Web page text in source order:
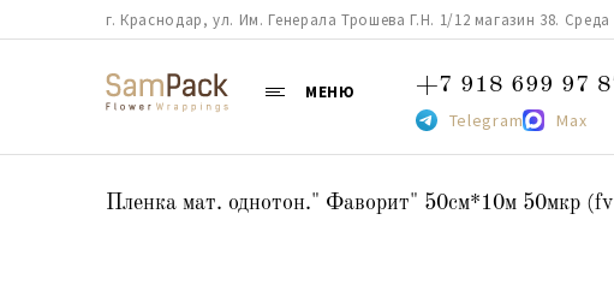
г. Краснодар, ул. Им. Генерала Трошева Г.Н. 1/12 магазин 38.
МЕНЮ +7 918 699 97
Telegram Max
Пленка мат. однотон." Фаворит" 50см*10м 50мкр